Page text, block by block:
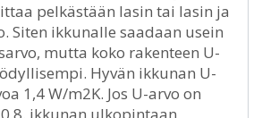
pelkästään lasin tai lasin ja
Siten ikkunalle saadaan usein
mutta koko rakenteen U-
Hyvän ikkunan U-
1,4 W/m2K. Jos U-arvo on